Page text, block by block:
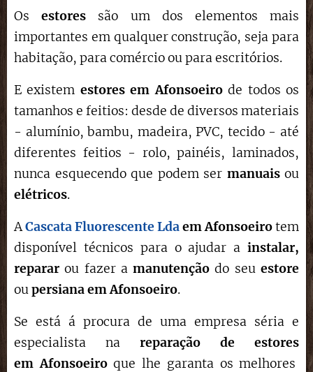
Os estores são um dos elementos mais
importantes em qualquer construção, seja para
habitação, para comércio ou para escritórios.
E existem estores em Afonsoeirode todos os
tamanhos e feitios: desde de diversos materiais
- alumínio, bambu, madeira, PVC, tecido - até
diferentes feitios - rolo, painéis, laminados,
nunca esquecendo que podem ser manuaisou
elétricos.
ACascata Fluorescente LdaemAfonsoeirotem
disponível técnicos para o ajudar a instalar,
reparar ou fazer amanutenção do seuestore
oupersiana emAfonsoeiro.
Se está á procura de uma empresa séria e
especialista na reparação de estores
emAfonsoeiroque lhe garanta os melhores